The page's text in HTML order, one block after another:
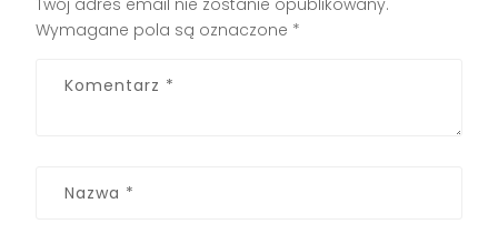
Twój adres email nie zostanie opublikowany.
Wymagane pola są oznaczone *